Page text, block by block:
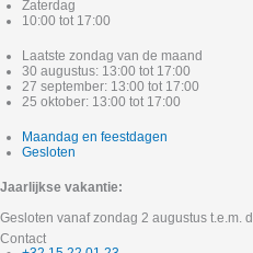
Zaterdag
10:00 tot 17:00
Laatste zondag van de maand
30 augustus: 13:00 tot 17:00
27 september: 13:00 tot 17:00
25 oktober: 13:00 tot 17:00
Maandag en feestdagen
Gesloten
Jaarlijkse vakantie:
Gesloten vanaf zondag 2 augustus t.e.m.
Contact